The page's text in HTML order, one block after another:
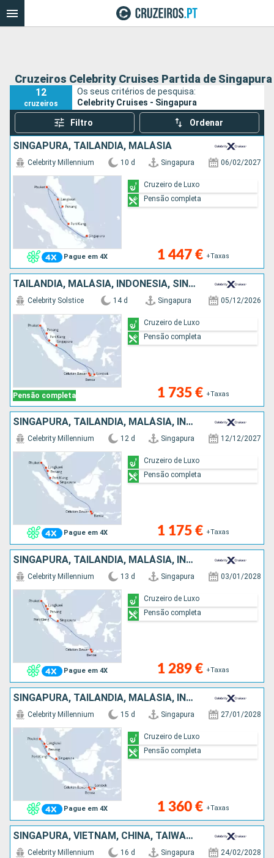
Cruzeiros Celebrity Cruises Partida de Singapura
12
cruzeiros
Os seus critérios de pesquisa:
Celebrity Cruises - Singapura
Filtro Ordenar
SINGAPURA, TAILÂNDIA, MALÁSIA
Pague em 4X
Celebrity Millennium 10 d Singapura 06/02/2027
1 447 € +Taxas
Cruzeiro de Luxo
Pensão completa
TAILÂNDIA, MALÁSIA, INDONÉSIA, SINGAPURA
Pensão completa
Celebrity Solstice 14 d Singapura 05/12/2026
1 735 € +Taxas
Cruzeiro de Luxo
Pensão completa
SINGAPURA, TAILÂNDIA, MALÁSIA, INDONÉSIA
Pague em 4X
Celebrity Millennium 12 d Singapura 12/12/2027
1 175 € +Taxas
Cruzeiro de Luxo
Pensão completa
SINGAPURA, TAILÂNDIA, MALÁSIA, INDONÉSIA
Pague em 4X
Celebrity Millennium 13 d Singapura 03/01/2028
1 289 € +Taxas
Cruzeiro de Luxo
Pensão completa
SINGAPURA, TAILÂNDIA, MALÁSIA, INDONÉSIA
Pague em 4X
Celebrity Millennium 15 d Singapura 27/01/2028
1 360 € +Taxas
Cruzeiro de Luxo
Pensão completa
SINGAPURA, VIETNAM, CHINA, TAIWAN, JAPÃO
Celebrity Millennium 16 d Singapura 24/02/2028